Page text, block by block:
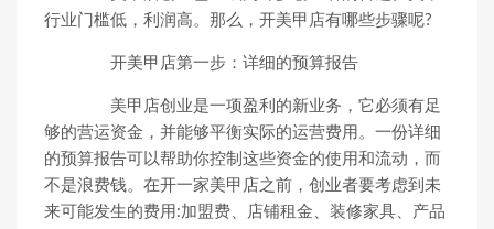
行业门槛低，利润高。那么，开美甲店有哪些步骤呢?
开美甲店第一步：详细的预算报告
美甲店创业是一项盈利的新业务，它必须有足
够的营运资金，并能够平衡实际的运营费用。一份详细
的预算报告可以帮助你控制这些资金的使用和流动，而
不是浪费钱。在开一家美甲店之前，创业者要考虑到未
来可能发生的费用:加盟费、店铺租金、装修家具、产品